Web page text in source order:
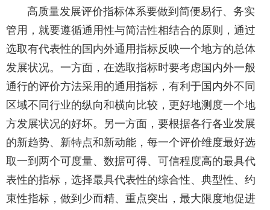
高质量发展评价指标体系要做到简便易行、务实
管用，就要遵循通用性与简洁性相结合的原则，通过
选取有代表性的国内外通用指标反映一个地方的总体
发展状况。一方面，在选取指标时要考虑国内外一般
通行的评价方法采用的通用指标，有利于国内外不同
区域不同行业的纵向和横向比较，更好地测度一个地
方发展状况的好坏。另一方面，要根据各行各业发展
的新趋势、新特点和新动能，每一个评价维度最好选
取一到两个可度量、数据可得、可信程度高的最具代
表性的指标，选择最具代表性的综合性、典型性、约
束性指标，做到少而精、重点突出，最大限度地促进